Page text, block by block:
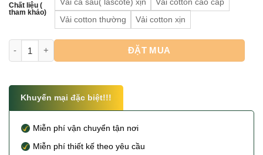
Chất liệu (
tham khảo)
Vải cá sấu( lascote) xịn
Vải cotton cao cấp
Vải cotton thường
Vải cotton xịn
In Áo Thun Đồng Phục Rẻ Đẹp số lượng
ĐẶT MUA
Khuyến mại đặc biệt!!!
Miễn phí vận chuyển tận nơi
Miễn phí thiết kế theo yêu cầu